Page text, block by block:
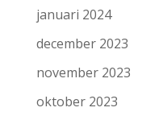
januari 2024
december 2023
november 2023
oktober 2023